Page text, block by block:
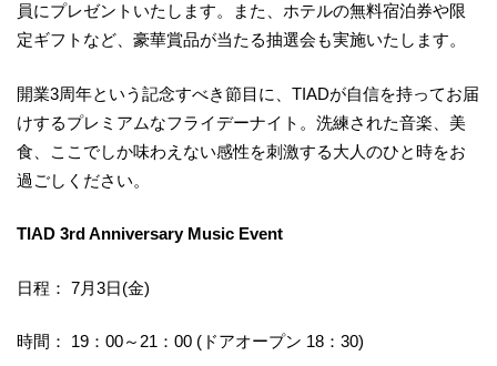
員にプレゼントいたします。また、ホテルの無料宿泊券や限
定ギフトなど、豪華賞品が当たる抽選会も実施いたします。
開業3周年という記念すべき節目に、TIADが自信を持ってお届
けするプレミアムなフライデーナイト。洗練された音楽、美
食、ここでしか味わえない感性を刺激する大人のひと時をお
過ごしください。
TIAD 3rd Anniversary Music Event
日程： 7月3日(金)
時間： 19：00～21：00 (ドアオープン 18：30)